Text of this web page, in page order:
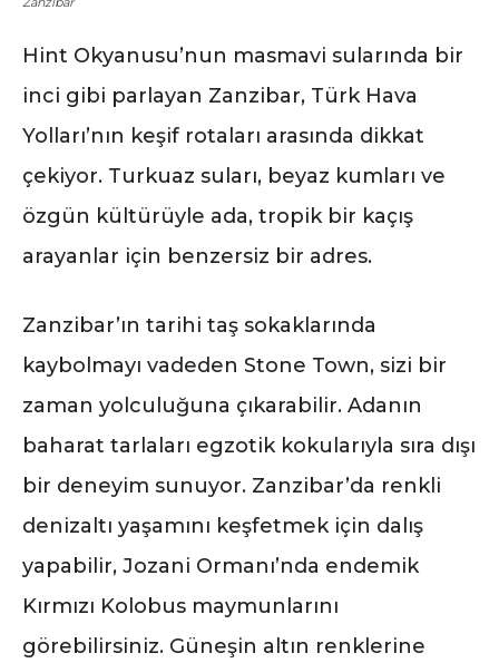
Hint Okyanusu’nun masmavi sularında bir
inci gibi parlayan Zanzibar, Türk Hava
Yolları’nın keşif rotaları arasında dikkat
çekiyor. Turkuaz suları, beyaz kumları ve
özgün kültürüyle ada, tropik bir kaçış
arayanlar için benzersiz bir adres.
Zanzibar’ın tarihi taş sokaklarında
kaybolmayı vadeden Stone Town, sizi bir
zaman yolculuğuna çıkarabilir. Adanın
baharat tarlaları egzotik kokularıyla sıra dışı
bir deneyim sunuyor. Zanzibar’da renkli
denizaltı yaşamını keşfetmek için dalış
yapabilir, Jozani Ormanı’nda endemik
Kırmızı Kolobus maymunlarını
görebilirsiniz. Güneşin altın renklerine